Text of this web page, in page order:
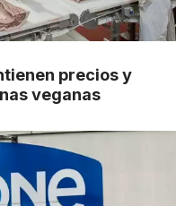
precios y
veganas